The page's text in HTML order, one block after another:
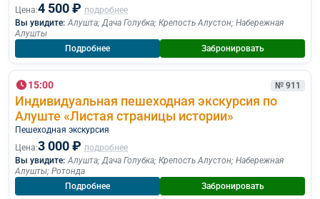
Цена:4 500 ₽ подробнее
Вы увидите: Алушта;Дача Голубка; Крепость Алустон; Набережная
Алушты
Подробнее
Забронировать
15:00 № 911
Индивидуальная пешеходная экскурсия по
Алуште «Листая страницы истории»
Пешеходная экскурcия
Цена:3 000 ₽ подробнее
Вы увидите: Алушта;Дача Голубка; Крепость Алустон; Набережная
Алушты; Ротонда
Подробнее
Забронировать